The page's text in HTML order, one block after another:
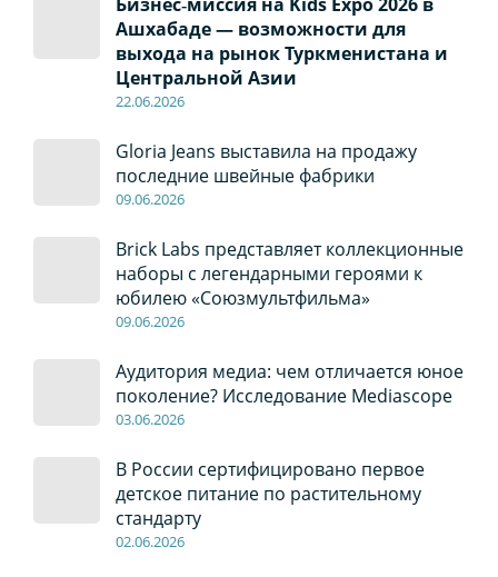
Ашхабаде — возможности для
выхода на рынок Туркменистана и
Центральной Азии
22.06.2026
Gloria Jeans выставила на продажу
последние швейные фабрики
09.06.2026
Brick Labs представляет коллекционные
наборы с легендарными героями к
юбилею «Союзмультфильма»
09.06.2026
Аудитория медиа: чем отличается юное
поколение? Исследование Mediascope
03.06.2026
В России сертифицировано первое
детское питание по растительному
стандарту
02.06.2026